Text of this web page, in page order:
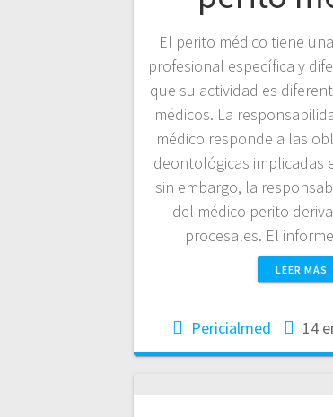
El perito médico tiene
profesional específica y
que su actividad es
médicos. La
médico responde a las
deontológicas implicadas
sin embargo, la
del médico perito
procesales. El
LEER MÁS
Pericialmed 14